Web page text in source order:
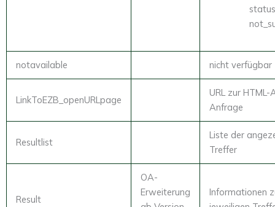
notavailable nicht verfügbar
LinkToEZB_openURLpage
URL zur
Anfrage
Resultlist
Liste der
Treffer
Result
OA-
Erweiterung
Informationen